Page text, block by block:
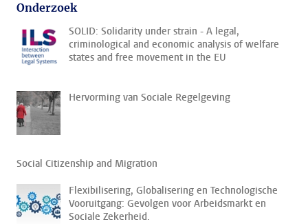
Onderzoek
SOLID: Solidarity under strain - A legal,
criminological and economic analysis of welfare
states and free movement in the EU
Hervorming van Sociale Regelgeving
Social Citizenship and Migration
Flexibilisering, Globalisering en Technologische
Vooruitgang: Gevolgen voor Arbeidsmarkt en
Sociale Zekerheid.